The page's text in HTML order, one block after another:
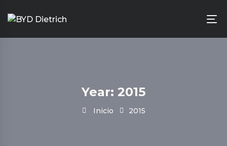
Year: 2015
Inicio 2015